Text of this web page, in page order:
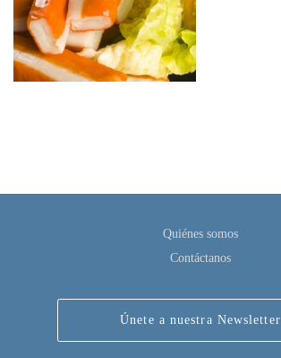
Quiénes somos
Contáctanos
Únete a nuestra Newsletter